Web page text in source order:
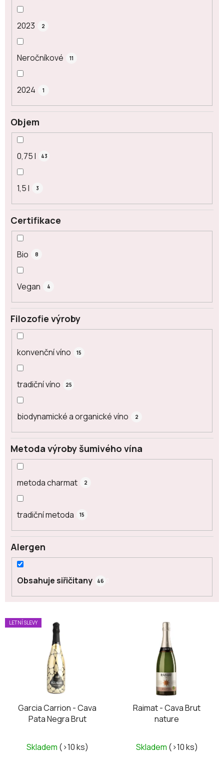
2023 2
Neročníkové 11
2024 1
Objem
0,75 l 43
1,5 l 3
Certifikace
Bio 8
Vegan 4
Filozofie výroby
konvenční víno 15
tradiční víno 25
biodynamické a organické víno 2
Metoda výroby šumivého vína
metoda charmat 2
tradiční metoda 15
Alergen
Obsahuje siřičitany 46
V
ý
LETNÍ SLEVY
Garcia Carrion - Cava
Pata Negra Brut
Skladem (>10 ks)
Raimat - Cava Brut
nature
Skladem (>10 ks)